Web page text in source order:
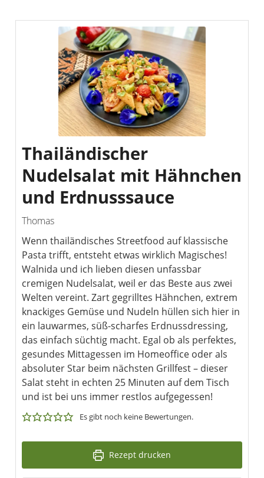
Thailändischer
Nudelsalat mit Hähnchen
und Erdnusssauce
Thomas
Wenn thailändisches Streetfood auf klassische
Pasta trifft, entsteht etwas wirklich Magisches!
Walnida und ich lieben diesen unfassbar
cremigen Nudelsalat, weil er das Beste aus zwei
Welten vereint. Zart gegrilltes Hähnchen, extrem
knackiges Gemüse und Nudeln hüllen sich hier in
ein lauwarmes, süß-scharfes Erdnussdressing,
das einfach süchtig macht. Egal ob als perfektes,
gesundes Mittagessen im Homeoffice oder als
absoluter Star beim nächsten Grillfest – dieser
Salat steht in echten 25 Minuten auf dem Tisch
und ist bei uns immer restlos aufgegessen!
Es gibt noch keine Bewertungen.
Rezept drucken